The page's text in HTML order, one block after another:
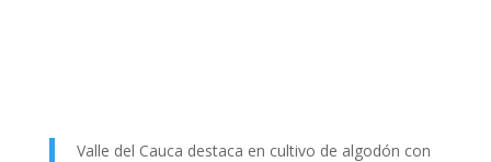
Valle del Cauca destaca en cultivo de algodón con